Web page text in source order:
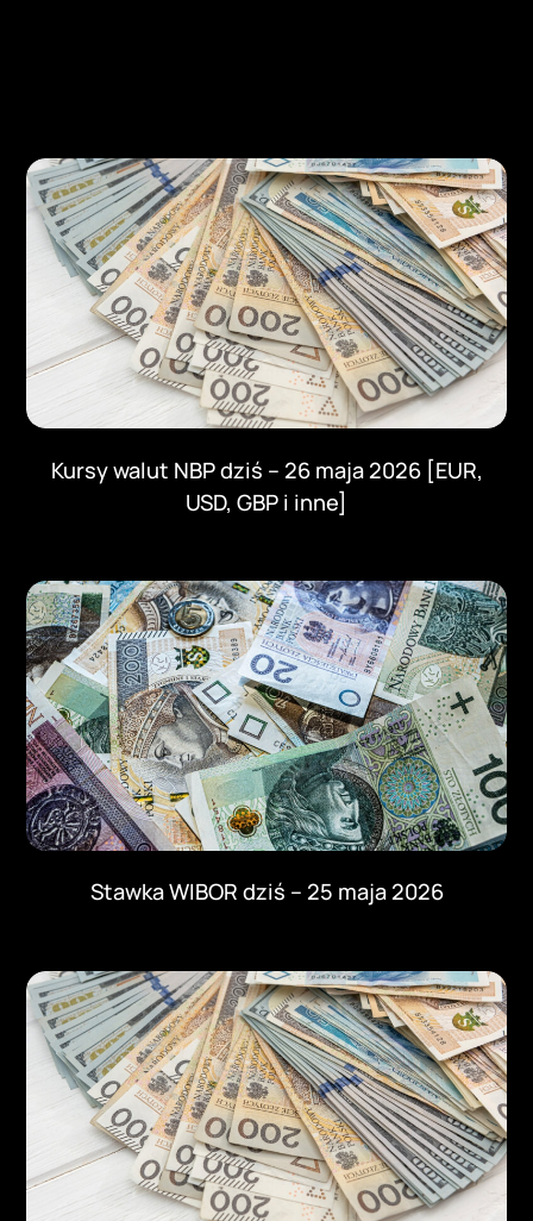
Kursy walut NBP dziś – 26 maja 2026 [EUR,
USD, GBP i inne]
Stawka WIBOR dziś – 25 maja 2026